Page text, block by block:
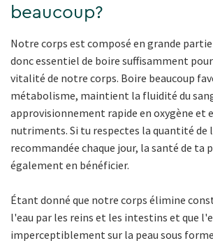
beaucoup?
Notre corps est composé en grande
donc essentiel de boire suffisamment
vitalité de notre corps. Boire beaucoup
métabolisme, maintient la fluidité du
approvisionnement rapide en oxygène et
nutriments. Si tu respectes la quantité de
recommandée chaque jour, la santé de ta
également en bénéficier.
Étant donné que notre corps élimine
l'eau par les reins et les intestins et que
imperceptiblement sur la peau sous forme